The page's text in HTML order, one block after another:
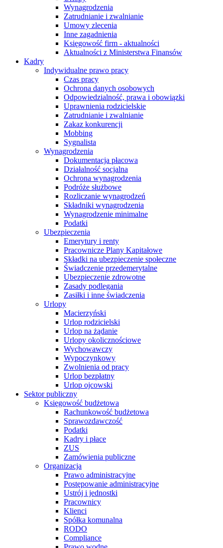
Wynagrodzenia
Zatrudnianie i zwalnianie
Umowy zlecenia
Inne zagadnienia
Księgowość firm - aktualności
Aktualności z Ministerstwa Finansów
Kadry
Indywidualne prawo pracy
Czas pracy
Ochrona danych osobowych
Odpowiedzialność, prawa i obowiązki
Uprawnienia rodzicielskie
Zatrudnianie i zwalnianie
Zakaz konkurencji
Mobbing
Sygnalista
Wynagrodzenia
Dokumentacja płacowa
Działalność socjalna
Ochrona wynagrodzenia
Podróże służbowe
Rozliczanie wynagrodzeń
Składniki wynagrodzenia
Wynagrodzenie minimalne
Podatki
Ubezpieczenia
Emerytury i renty
Pracownicze Plany Kapitałowe
Składki na ubezpieczenie społeczne
Świadczenie przedemerytalne
Ubezpieczenie zdrowotne
Zasady podlegania
Zasiłki i inne świadczenia
Urlopy
Macierzyński
Urlop rodzicielski
Urlop na żądanie
Urlopy okolicznościowe
Wychowawczy
Wypoczynkowy
Zwolnienia od pracy
Urlop bezpłatny
Urlop ojcowski
Sektor publiczny
Księgowość budżetowa
Rachunkowość budżetowa
Sprawozdawczość
Podatki
Kadry i płace
ZUS
Zamówienia publiczne
Organizacja
Prawo administracyjne
Postępowanie administracyjne
Ustrój i jednostki
Pracownicy
Klienci
Spółka komunalna
RODO
Compliance